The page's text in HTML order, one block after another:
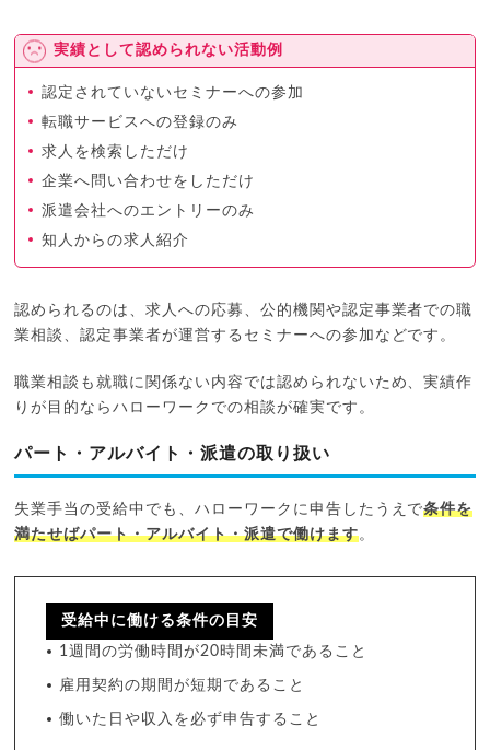
実績として認められない活動例
認定されていないセミナーへの参加
転職サービスへの登録のみ
求人を検索しただけ
企業へ問い合わせをしただけ
派遣会社へのエントリーのみ
知人からの求人紹介
認められるのは、求人への応募、公的機関や認定事業者での職
業相談、認定事業者が運営するセミナーへの参加などです。
職業相談も就職に関係ない内容では認められないため、実績作
りが目的ならハローワークでの相談が確実です。
パート・アルバイト・派遣の取り扱い
失業手当の受給中でも、ハローワークに申告したうえで条件を
満たせばパート・アルバイト・派遣で働けます。
受給中に働ける条件の目安
1週間の労働時間が20時間未満であること
雇用契約の期間が短期であること
働いた日や収入を必ず申告すること